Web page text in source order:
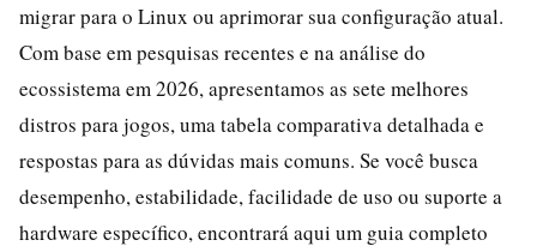
migrar para o Linux ou aprimorar sua configuração atual.
Com base em pesquisas recentes e na análise do
ecossistema em 2026, apresentamos as sete melhores
distros para jogos, uma tabela comparativa detalhada e
respostas para as dúvidas mais comuns. Se você busca
desempenho, estabilidade, facilidade de uso ou suporte a
hardware específico, encontrará aqui um guia completo